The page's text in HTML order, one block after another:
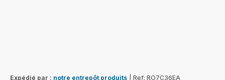
Expédié par : notre entrepôt produits Ref: RO7C36EA